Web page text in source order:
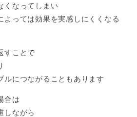
くなってしまい
よっては効果を実感しにくくなる
すことで
ルにつながることもあります
合は
しながら